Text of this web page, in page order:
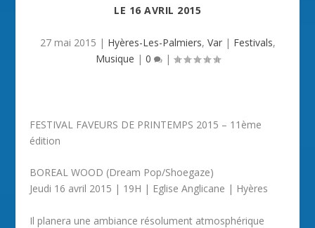
LE 16 AVRIL 2015
27 mai 2015 | Hyères-Les-Palmiers, Var| Festivals,
Musique | 0 |
FESTIVAL FAVEURS DE PRINTEMPS 2015 – 11ème
édition
BOREAL WOOD (Dream Pop/Shoegaze)
Jeudi 16 avril 2015 | 19H | Eglise Anglicane | Hyères
Il planera une ambiance résolument atmosphérique